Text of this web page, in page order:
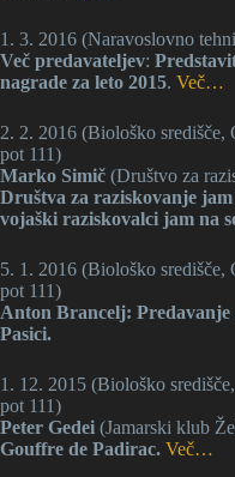
1. 3. 2016 (Naravoslovno
Več predavateljev:
nagrade za leto 2015. Več…
2. 2. 2016 (Biološko središče,
pot 111)
Marko Simič (Društvo za
Društva za raziskovanje
vojaški raziskovalci jam na
5. 1. 2016 (Biološko središče,
pot 111)
Anton Brancelj:
Pasici.
1. 12. 2015 (Biološko
pot 111)
Peter Gedei (Jamarski klub
Gouffre de Padirac. Več…